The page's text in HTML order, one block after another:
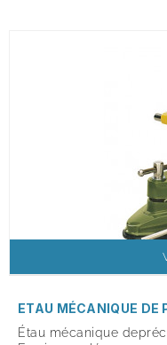
ETAU MÉCANIQUE DE
Étau mécanique